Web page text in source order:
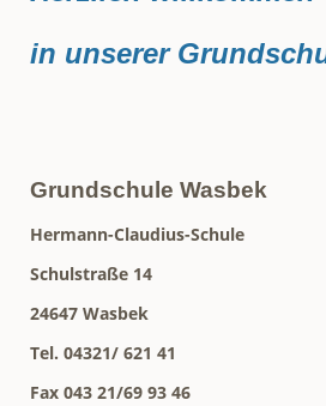
in unserer
Grundschule Wasbek
Hermann-Claudius-Schule
Schulstraße 14
24647 Wasbek
Tel. 04321/ 621 41
Fax 043 21/69 93 46